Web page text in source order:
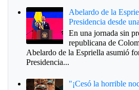
Abelardo de la
Presidencia desde
En una jornada sin
republicana de
Abelardo de la Espriella asumió
Presidencia...
"¡Cesó la horrible